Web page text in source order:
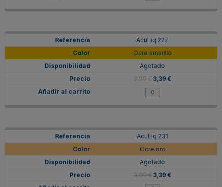
AcuLiq 227
Ocre amarillo
Agotado
3,99 € 3,39 €
AcuLiq 231
Ocre oro
Agotado
3,99 € 3,39 €